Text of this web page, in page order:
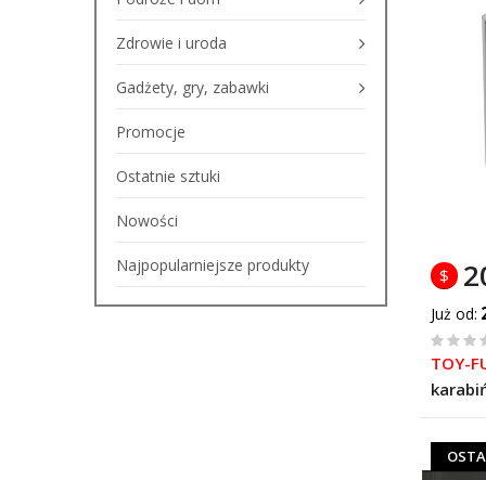
$
Już od
%
of
100
TOY-
Zdrowie i uroda
Gadżety, gry, zabawki
Promocje
Ostatnie sztuki
Nowości
Najpopularniejsze produkty